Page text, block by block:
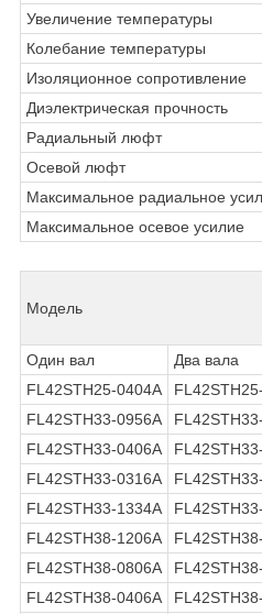
Увеличение температуры
Колебание температуры
Изоляционное сопротивление
Диэлектрическая прочность
Радиальный люфт
Осевой люфт
Максимальное радиальное
Максимальное осевое усилие
Модель
Один вал
Два вала
FL42STH25-0404A
FL42STH33-0956A
FL42STH33-0406A
FL42STH33-0316A
FL42STH33-1334A
FL42STH38-1206A
FL42STH38-0806A
FL42STH38-0406A